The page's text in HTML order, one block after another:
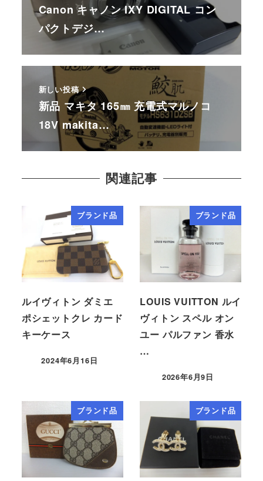
Canon キャノン IXY DIGITAL コン
パクトデジ…
新しい投稿
新品 マキタ 165㎜ 充電式マルノコ
18V makita…
関連記事
ブランド品
ルイヴィトン ダミエ
ポシェットクレ カード
キーケース
2024年6月16日
ブランド品
LOUIS VUITTON ルイ
ヴィトン スペル オン
ユー パルファン 香水
…
2026年6月9日
ブランド品 ブランド品